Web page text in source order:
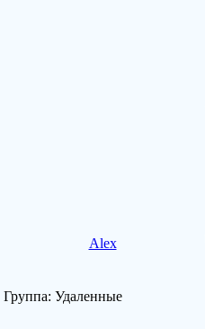
Alex
Группа: Удаленные